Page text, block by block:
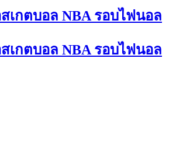
เกตบอล NBA รอบไฟนอล
เกตบอล NBA รอบไฟนอล